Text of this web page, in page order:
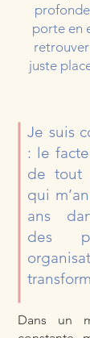
porte en
juste
Je suis
: le
de tout
qui
ans
des
​​Dans un